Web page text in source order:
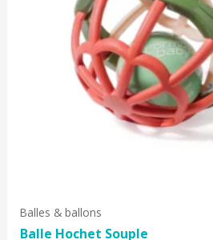
Balles & ballons
Balle Hochet Souple